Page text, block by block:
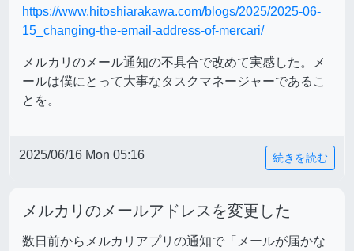
https://www.hitoshiarakawa.com/blogs/2025/2025-06-
15_changing-the-email-address-of-mercari/
メルカリのメール通知の不具合で改めて実感した。メ
ールは僕にとって大事なタスクマネージャーであるこ
とを。
2025/06/16 Mon 05:16 続きを読む
メルカリのメールアドレスを変更した
数日前からメルカリアプリの通知で「メールが届かな